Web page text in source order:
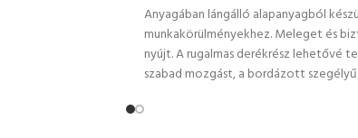
Anyagában lángálló alapanyagból
munkakörülményekhez. Meleget és
nyújt. A rugalmas derékrész lehetővé
szabad mozgást, a bordázott szegélyű